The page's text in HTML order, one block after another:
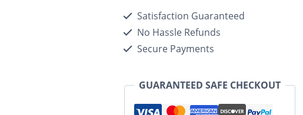
Satisfaction Guaranteed
No Hassle Refunds
Secure Payments
GUARANTEED SAFE CHECKOUT